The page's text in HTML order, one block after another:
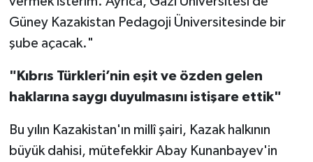
Güney Kazakistan Pedagoji Üniversitesinde bir
şube açacak."
"Kıbrıs Türkleri’nin eşit ve özden gelen
haklarına saygı duyulmasını istişare ettik"
Bu yılın Kazakistan'ın millî şairi, Kazak halkının
büyük dahisi, mütefekkir Abay Kunanbayev'in